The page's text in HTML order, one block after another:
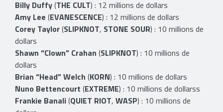
Billy Duffy(THE CULT) : 12 millions de dollars
Amy Lee (EVANESCENCE) : 12 millions de dollars
Corey Taylor(SLIPKNOT, STONE SOUR) : 10 millions de
dollars
Shawn “Clown” Crahan (SLIPKNOT) : 10 millions de
dollars
Brian “Head”Welch (KORN) : 10 millions de dollars
Nuno Bettencourt (EXTREME) : 10 millions de dollarss
Frankie Banali(QUIET RIOT, WASP) : 10 millions de